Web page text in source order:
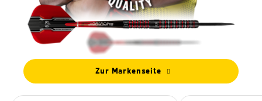
Zur Markenseite